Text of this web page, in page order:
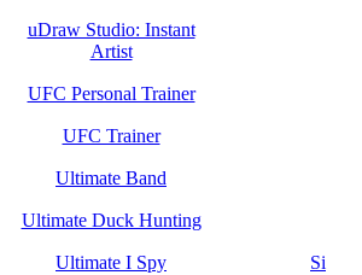
uDraw Studio: Instant
Artist
UFC Personal Trainer
UFC Trainer
Ultimate Band
Ultimate Duck Hunting
Ultimate I Spy Si